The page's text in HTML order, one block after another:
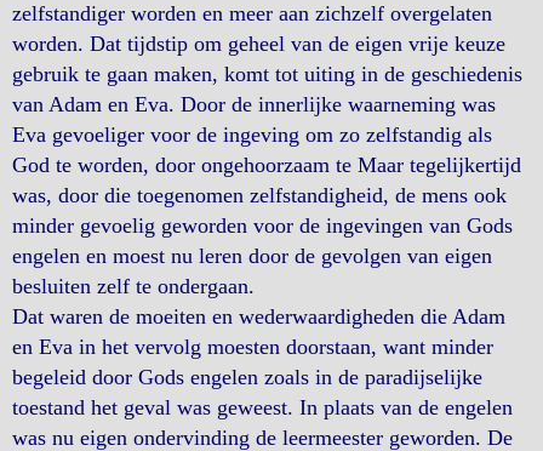
zelfstandiger worden en meer aan zichzelf overgelaten
worden. Dat tijdstip om geheel van de eigen vrije keuze
gebruik te gaan maken, komt tot uiting in de geschiedenis
van Adam en Eva. Door de innerlijke waarneming was
Eva gevoeliger voor de ingeving om zo zelfstandig als
God te worden, door ongehoorzaam te Maar tegelijkertijd
was, door die toegenomen zelfstandigheid, de mens ook
minder gevoelig geworden voor de ingevingen van Gods
engelen en moest nu leren door de gevolgen van eigen
besluiten zelf te ondergaan.
Dat waren de moeiten en wederwaardigheden die Adam
en Eva in het vervolg moesten doorstaan, want minder
begeleid door Gods engelen zoals in de paradijselijke
toestand het geval was geweest. In plaats van de engelen
was nu eigen ondervinding de leermeester geworden. De